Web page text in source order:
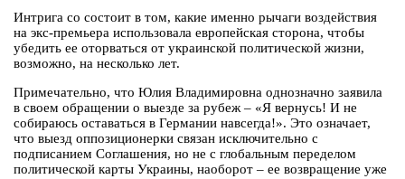
Интрига со состоит в том, какие именно рычаги воздействия
на экс-премьера использовала европейская сторона, чтобы
убедить ее оторваться от украинской политической жизни,
возможно, на несколько лет.
Примечательно, что Юлия Владимировна однозначно заявила
в своем обращении о выезде за рубеж – «Я вернусь! И не
собираюсь оставаться в Германии навсегда!». Это означает,
что выезд оппозиционерки связан исключительно с
подписанием Соглашения, но не с глобальным переделом
политической карты Украины, наоборот – ее возвращение уже